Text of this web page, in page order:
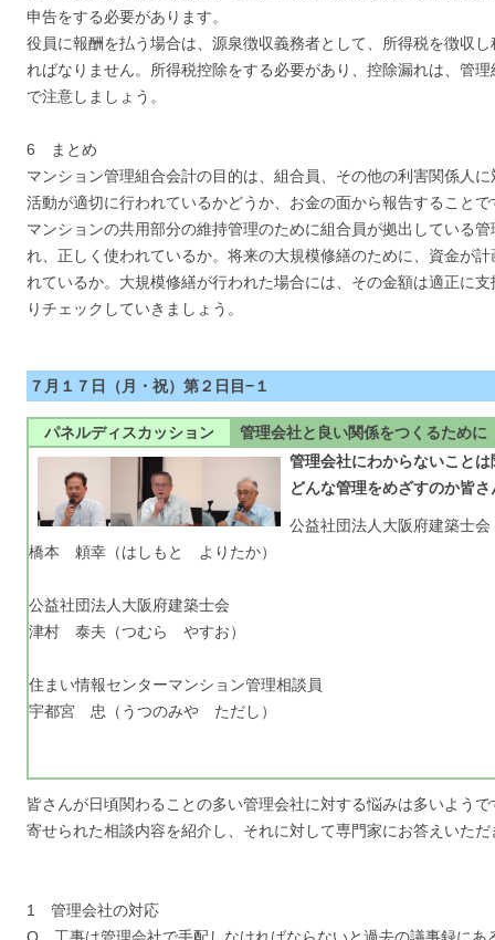
申告をする必要があります。
役員に報酬を払う場合は、源泉徴収義務者として、所得税を徴収
ればなりません。所得税控除をする必要があり、控除漏れは、管
で注意しましょう。
6 まとめ
マンション管理組合会計の目的は、組合員、その他の利害関係人
活動が適切に行われているかどうか、お金の面から報告することで
マンションの共用部分の維持管理のために組合員が拠出している
れ、正しく使われているか。将来の大規模修繕のために、資金が
れているか。大規模修繕が行われた場合には、その金額は適正に
りチェックしていきましょう。
７月１７日（月・祝）第２日目−１
パネルディスカッション
管理会社と良い関係をつくるために
管理会社にわからないことは
どんな管理をめざすのか皆
公益社団法人大阪府建築士会
橋本 頼幸（はしもと よりたか）
公益社団法人大阪府建築士会
津村 泰夫（つむら やすお）
住まい情報センターマンション管理相談員
宇都宮 忠（うつのみや ただし）
皆さんが日頃関わることの多い管理会社に対する悩みは多いよう
寄せられた相談内容を紹介し、それに対して専門家にお答えいただ
1 管理会社の対応
Q．工事は管理会社で手配しなければならないと過去の議事録にあ